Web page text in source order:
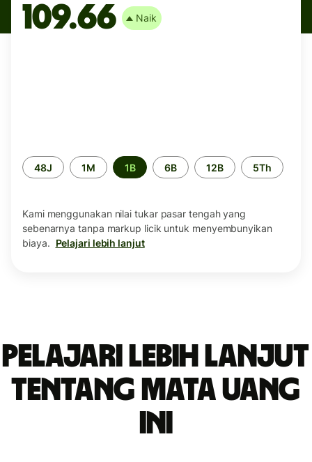
109.66 Naik
Periode
waktu
48J 1M 1B 6B 12B 5Th
Kami menggunakan nilai tukar pasar tengah yang
sebenarnya tanpa markup licik untuk menyembunyikan
biaya. Pelajari lebih lanjut
Pelajari lebih lanjut
tentang mata uang
ini